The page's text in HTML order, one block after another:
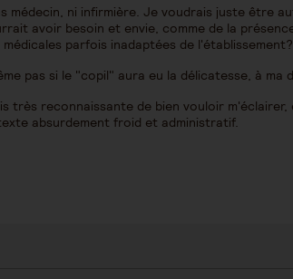
médecin, ni infirmière. Je voudrais juste être
avoir besoin et envie, comme de la
parfois inadaptées de
pas si le "copil" aura eu la délicatesse, à ma
très reconnaissante de bien vouloir
absurdement froid et administratif.